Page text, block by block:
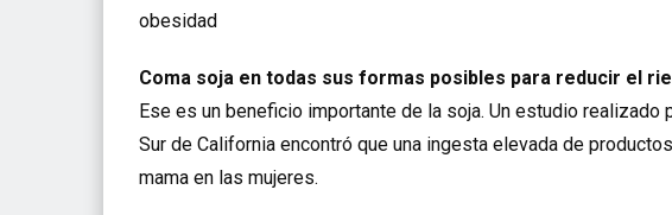
obesidad
Coma soja en todas sus formas posibles para reducir el
Ese es un beneficio importante de la soja. Un estudio
Sur de California encontró que una ingesta elevada de
mama en las mujeres.